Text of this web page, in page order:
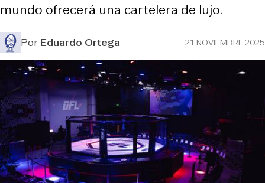
mundo ofrecerá una cartelera de lujo.
PorEduardo Ortega 21 NOVIEMBRE 2025